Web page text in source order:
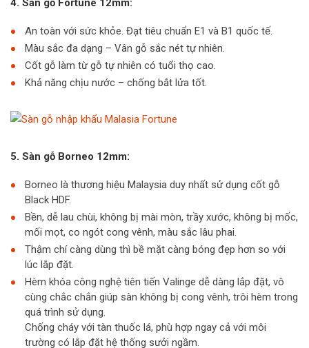
An toàn với sức khỏe. Đạt tiêu chuẩn E1 và B1 quốc tế.
Màu sắc đa dạng – Vân gỗ sắc nét tự nhiên.
Cốt gỗ làm từ gỗ tự nhiên có tuổi thọ cao.
Khả năng chịu nước – chống bắt lửa tốt.
5. Sàn gỗ Borneo 12mm:
Borneo là thương hiệu Malaysia duy nhất sử dụng cốt gỗ
Black HDF.
Bền, dễ lau chùi, không bị mài mòn, trầy xước, không bị mốc,
mối mọt, co ngót cong vênh, màu sắc lâu phai.
Thậm chí càng dùng thì bề mặt càng bóng đẹp hơn so với
lúc lắp đặt.
Hèm khóa công nghệ tiên tiến Valinge dễ dàng lắp đặt, vô
cùng chắc chắn giúp sàn không bị cong vênh, trôi hèm trong
quá trình sử dụng.
Chống cháy với tàn thuốc lá, phù hợp ngay cả với môi
trường có lắp đặt hệ thống sưởi ngầm.